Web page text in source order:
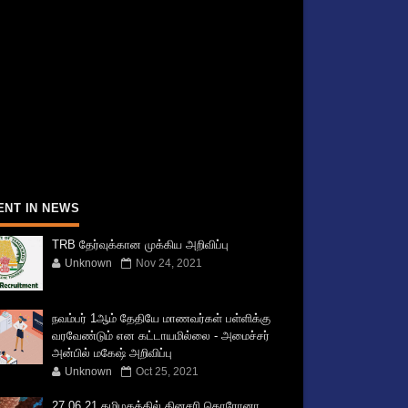
IN NEWS
TRB தேர்வுக்கான முக்கிய அறிவிப்பு
Unknown Nov 24, 2021
நவம்பர் 1ஆம் தேதியே மாணவர்கள் பள்ளிக்கு
வரவேண்டும் என கட்டாயமில்லை - அமைச்சர்
அன்பில் மகேஷ் அறிவிப்பு
Unknown Oct 25, 2021